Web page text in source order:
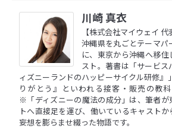
川崎 真衣
【株式会社マイウェイ 代
沖縄県を丸ごとテーマ
に、東京から沖縄へ移
スト。著書は「サービ
ィズニーランドのハッピーサイクル研修』
りがとう』といわれる接客・販売の教科
※「ディズニーの魔法の成分」は、筆者が
トへ直接足を運び、働いているキャスト
妄想を膨らませ綴った物語です。